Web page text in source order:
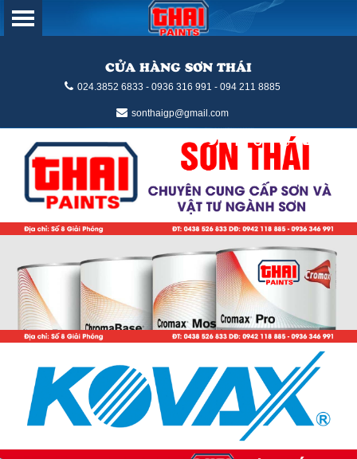
CỬA HÀNG SƠN THÁI
024.3852 6833 - 0936 316 991 - 094 211 8885
sonthaigp@gmail.com